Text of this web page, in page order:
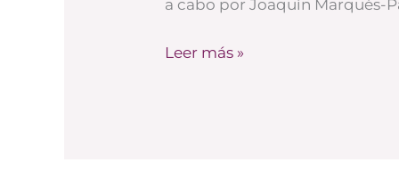
a cabo por Joaquín Marqués-
redes
Leer más »